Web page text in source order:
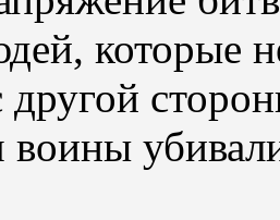
которые
другой
воины